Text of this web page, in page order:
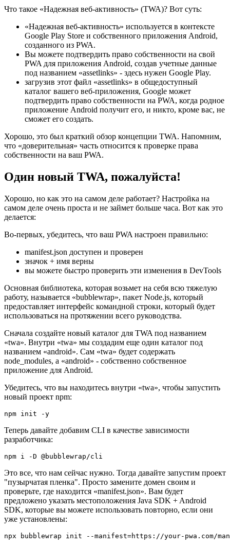
PWA ++
Что такое «Надежная веб-активность» (TWA)? Вот суть:
«Надежная веб-активность» используется в контексте
Google Play Store и собственного приложения Android,
созданного из PWA.
Вы можете подтвердить право собственности на свой
PWA для приложения Android, создав учетные данные
под названием «assetlinks» - здесь нужен Google Play.
загрузив этот файл «assetlinks» в общедоступный
каталог вашего веб-приложения, Google может
подтвердить право собственности на PWA, когда родное
приложение Android получит его, и никто, кроме вас, не
сможет его создать.
что «доверительная» часть относится к проверке права
собственности на ваш PWA.
Один новый TWA, пожалуйста!
Хорошо, но как это на самом деле работает? Настройка на
самом деле очень проста и не займет больше часа. Вот как это
делается:
Во-первых, убедитесь, что ваш PWA настроен правильно:
manifest.json доступен и проверен
значок + имя верны
вы можете быстро проверить эти изменения в DevTools
Основная библиотека, которая возьмет на себя всю тяжелую
работу, называется «bubblewrap», пакет Node.js, который
предоставляет интерфейс командной строки, который будет
использоваться на протяжении всего руководства.
Сначала создайте новый каталог для TWA под названием
«twa». Внутри «twa» мы создадим еще один каталог под
названием «android». Сам «twa» будет содержать
node_modules, а «android» - собственно собственное
приложение для Android.
Убедитесь, что вы находитесь внутри «twa», чтобы запустить
Теперь давайте добавим CLI в качестве зависимости
Это все, что нам сейчас нужно. Тогда давайте запустим проект
"пузырчатая пленка". Просто замените домен своим и
проверьте, где находится «manifest.json». Вам будет
предложено указать местоположения Java SDK + Android
SDK, которые вы можете использовать повторно, если они